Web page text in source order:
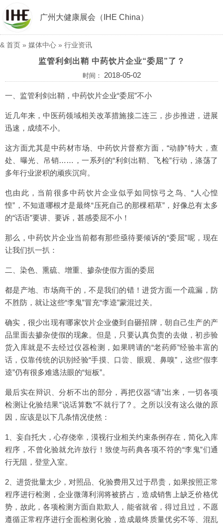
广州大健康展会（IHE China）
& 首页 » 媒体中心 » 行业资讯
监管利剑出鞘 中药饮片企业“委屈”了？
时间： 2018-05-02
一、监管利剑出鞘，中药饮片企业“委屈”不小
近几年来，中医药领域相关改革措施接二连三，步步推进，进展
迅速，成绩不小。
这方面尤其是中药材市场、中药饮片督察方面，“动静”特大，查
处、曝光、吊销……，一系列的“利剑出鞘、飞检”行动，涤荡了
多年行业淤积的顽疾沉疴。
也由此，当前很多中药饮片企业似乎如同惊弓之鸟、“人心惶
惶”，不知道哪根才是最终“压死自己的那棵稻草”，好像总有太多
的“话语”要讲、要诉，甚感委屈不小！
那么，中药饮片企业当前都有那些亟待要倾诉的“委屈”呢，现在
让我们扒一扒：
二、染色、熏硫、增重、掺杂使假方面的委屈
都是产地、市场商干的，不是我们的错！进货方面一个疏漏，防
不胜防，就让这些“李鬼”冒充“李逵”蒙混过关。
确实，很少出现有哪家饮片企业傻到自砸招牌，朝自己生产的产
品里面去掺杂使假的现象。但是，只要认真负责的去做，初步验
货入库就是不去经过仪器检测，如果聘请的“老药师”经验丰富的
话，仅靠传统的识别经验“手摸、口尝、眼观、鼻嗅”，这些“假李
逵”仍有很多难逃法眼的“短板”。
最后实在辩识、分析不出的部分，再把仪器“请”出来，一切各项
检测让化验结果”说话算数”不就行了? 。之所以没有这么做的原
因，应该是以下几条情况使然：
1、妄自托大，心存侥幸，漠视行业相关约束条例存在，简化入库
程序，不曾化验就允许放行！致使与药典各项不符的“李鬼”们通
行无阻，登堂入室。
2、进货批量太少，对照品、化验费用又过于昂贵，如果按照正常
程序进行检测，企业微薄利润将被挤占，造成销售上缺乏价格优
势，故此，各项检测方面自欺欺人，能省就省，得过且过，不愿
遵循正常程序进行全面检测化验，造成最终质量优劣不等、混乱